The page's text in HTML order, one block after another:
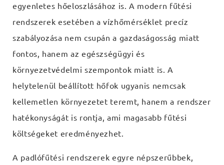
egyenletes hőeloszlásához is. A modern fűtési
rendszerek esetében a vízhőmérséklet precíz
szabályozása nem csupán a gazdaságosság miatt
fontos, hanem az egészségügyi és
környezetvédelmi szempontok miatt is. A
helytelenül beállított hőfok ugyanis nemcsak
kellemetlen környezetet teremt, hanem a rendszer
hatékonyságát is rontja, ami magasabb fűtési
költségeket eredményezhet.
A padlófűtési rendszerek egyre népszerűbbek,